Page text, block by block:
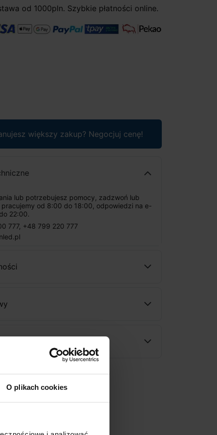
O plikach cookies
od 1000pln. Szybkie płatności online.
większy zakup? Negocjuj cenę!
lub potrzebujesz pomocy, zadzwoń lub
pracujemy od 8:00 do 18:00, odpowiedzi na e-
22:00.
777, +48 799 220 777